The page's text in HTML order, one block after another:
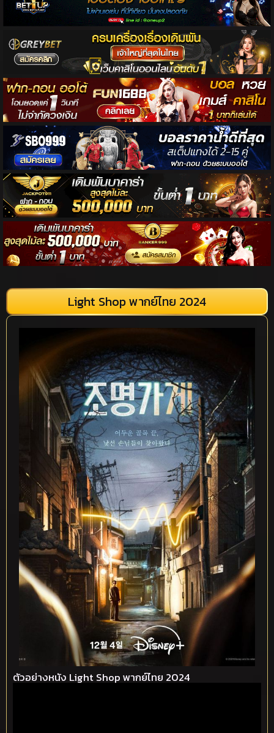
Light Shop พากย์ไทย 2024
ตัวอย่างหนัง Light Shop พากย์ไทย 2024